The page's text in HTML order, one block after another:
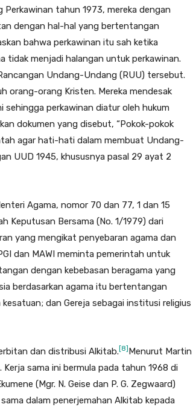
tahun 1973, mereka dengan
dengan hal-hal yang bertentangan
bahwa perkawinan itu sah ketika
menjadi halangan untuk perkawinan.
Undang-Undang (RUU) tersebut.
orang-orang Kristen. Mereka mendesak
sehingga perkawinan diatur oleh hukum
dokumen yang disebut, “Pokok-pokok
agar hati-hati dalam membuat Undang-
UUD 1945, khususnya pasal 29 ayat 2
Agama, nomor 70 dan 77, 1 dan 15
Keputusan Bersama (No. 1/1979) dari
yang mengikat penyebaran agama dan
dan MAWI meminta pemerintah untuk
dengan kebebasan beragama yang
berdasarkan agama itu bertentangan
dan Gereja sebagai institusi religius
dan distribusi Alkitab. [8] Menurut Martin
sama ini bermula pada tahun 1968 di
(Mgr. N. Geise dan P. G. Zegwaard)
dalam penerjemahan Alkitab kepada